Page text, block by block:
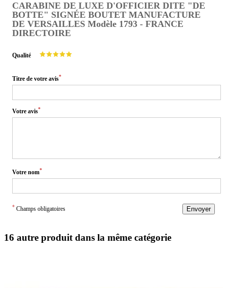
CARABINE DE LUXE D'OFFICIER DITE "DE
BOTTE" SIGNÉE BOUTET MANUFACTURE
DE VERSAILLES Modèle 1793 - FRANCE
DIRECTOIRE
Qualité
Titre de votre avis*
Votre avis*
Votre nom*
* Champs obligatoires Envoyer
16 autre produit dans la même catégorie